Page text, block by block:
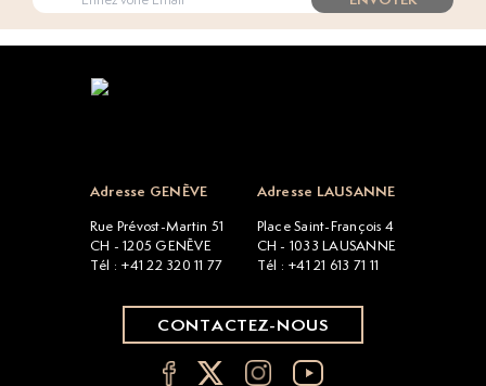
Adresse GENÈVE
Rue Prévost-Martin 51
CH - 1205 GENÈVE
Tél : +41 22 320 11 77
Adresse LAUSANNE
Place Saint-François 4
CH - 1033 LAUSANNE
Tél : +41 21 613 71 11
CONTACTEZ-NOUS